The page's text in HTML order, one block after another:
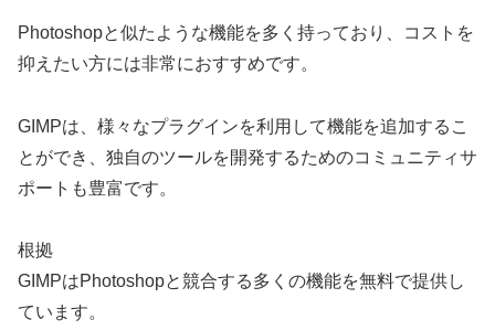
Photoshopと似たような機能を多く持っており、コストを
抑えたい方には非常におすすめです。
GIMPは、様々なプラグインを利用して機能を追加するこ
とができ、独自のツールを開発するためのコミュニティサ
ポートも豊富です。
根拠
GIMPはPhotoshopと競合する多くの機能を無料で提供し
ています。